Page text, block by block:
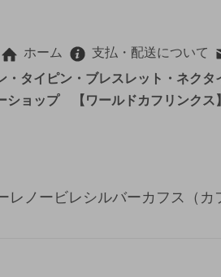
ホーム
支払・配送について
・タイピン・ブレスレット・ネク
ショップ 【ワールドカフリンクス】
ノービレシルバーカフス（